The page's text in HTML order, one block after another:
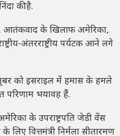
की है.
आतंकवाद के खिलाफ अमेरिका,
अंतरराष्ट्रीय पर्यटक आने लगे
को इसराइल में हमास के हमले
परिणाम भयावह हैं.
के उपराष्ट्रपति जेडी वेंस
वित्तमंत्री निर्मला सीतारमण